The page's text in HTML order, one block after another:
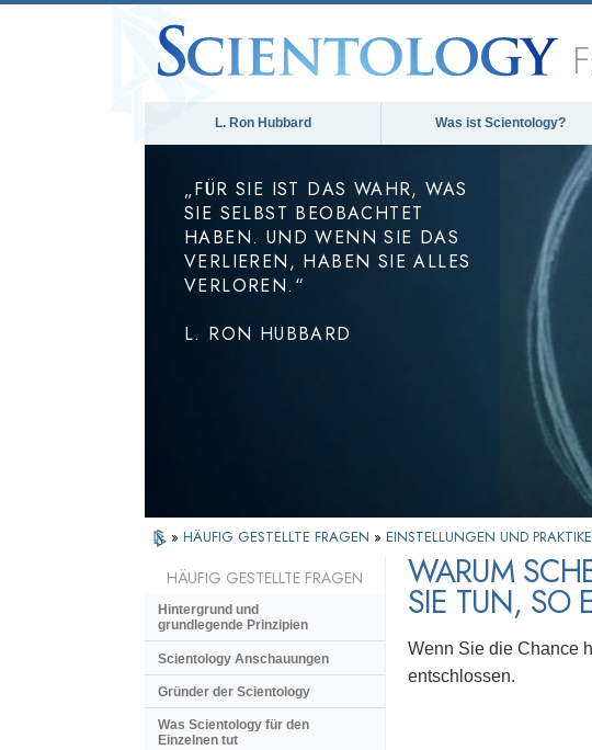
L. Ron Hubbard Was ist Scientology?
„FÜR SIE IST DAS WAHR, WAS
SIE SELBST BEOBACHTET
HABEN. UND WENN SIE DAS
VERLIEREN, HABEN SIE ALLES
VERLOREN.“
L. RON HUBBARD
» HÄUFIG GESTELLTE FRAGEN » EINSTELLUNGEN UND
WARUM
SIE TUN, SO
Wenn Sie die Chance
entschlossen.
HÄUFIG GESTELLTE FRAGEN
Hintergrund und
grundlegende Prinzipien
Scientology Anschauungen
Gründer der Scientology
Was Scientology für den
Einzelnen tut